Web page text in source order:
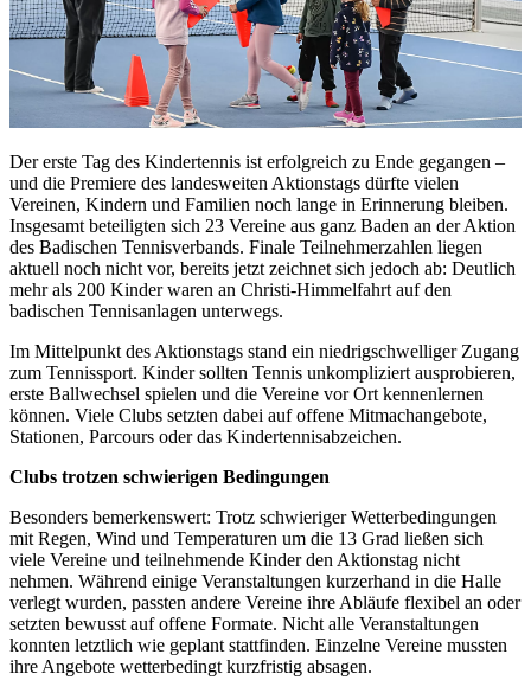
Der erste Tag des Kindertennis ist erfolgreich zu Ende gegangen –
und die Premiere des landesweiten Aktionstags dürfte vielen
Vereinen, Kindern und Familien noch lange in Erinnerung bleiben.
Insgesamt beteiligten sich 23 Vereine aus ganz Baden an der Aktion
des Badischen Tennisverbands. Finale Teilnehmerzahlen liegen
aktuell noch nicht vor, bereits jetzt zeichnet sich jedoch ab: Deutlich
mehr als 200 Kinder waren an Christi-Himmelfahrt auf den
badischen Tennisanlagen unterwegs.
Im Mittelpunkt des Aktionstags stand ein niedrigschwelliger Zugang
zum Tennissport. Kinder sollten Tennis unkompliziert ausprobieren,
erste Ballwechsel spielen und die Vereine vor Ort kennenlernen
können. Viele Clubs setzten dabei auf offene Mitmachangebote,
Stationen, Parcours oder das Kindertennisabzeichen.
Clubs trotzen schwierigen Bedingungen
Besonders bemerkenswert: Trotz schwieriger Wetterbedingungen
mit Regen, Wind und Temperaturen um die 13 Grad ließen sich
viele Vereine und teilnehmende Kinder den Aktionstag nicht
nehmen. Während einige Veranstaltungen kurzerhand in die Halle
verlegt wurden, passten andere Vereine ihre Abläufe flexibel an oder
setzten bewusst auf offene Formate. Nicht alle Veranstaltungen
konnten letztlich wie geplant stattfinden. Einzelne Vereine mussten
ihre Angebote wetterbedingt kurzfristig absagen.